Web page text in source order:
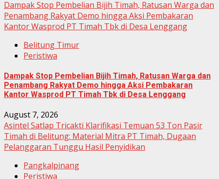
Dampak Stop Pembelian Bijih Timah, Ratusan Warga dan
Penambang Rakyat Demo hingga Aksi Pembakaran
Kantor Wasprod PT Timah Tbk di Desa Lenggang
Belitung Timur
Peristiwa
Dampak Stop Pembelian Bijih Timah, Ratusan Warga dan
Penambang Rakyat Demo hingga Aksi Pembakaran
Kantor Wasprod PT Timah Tbk di Desa Lenggang
August 7, 2026
Asintel Satlap Tricakti Klarifikasi Temuan 53 Ton Pasir
Timah di Belitung: Material Mitra PT Timah, Dugaan
Pelanggaran Tunggu Hasil Penyidikan
Pangkalpinang
Peristiwa